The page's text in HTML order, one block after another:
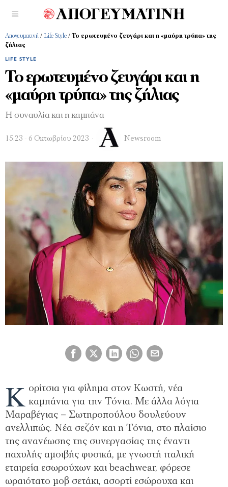
Απογευματινή / Life Style / To ερωτευμένο ζευγάρι και η «μαύρη τρύπα» της
ζήλιας
LIFE STYLE
To ερωτευμένο ζευγάρι και η
«μαύρη τρύπα» της ζήλιας
Η συναυλία και η καμπάνα
15:23 - 6 Οκτωβρίου 2023 Newsroom
Κ ορίτσια για φίλημα στον Κωστή, νέα
καμπάνια για την Τόνια. Με άλλα λόγια
Μαραβέγιας – Σωτηροπούλου δουλεύουν
ανελλιπώς. Νέα σεζόν και η Τόνια, στο πλαίσιο
της ανανέωσης της συνεργασίας της έναντι
παχυλής αμοιβής φυσικά, με γνωστή ιταλική
εταιρεία εσωρούχων και beachwear, φόρεσε
ωραιότατο μοβ σετάκι, ασορτί εσώρουχα και